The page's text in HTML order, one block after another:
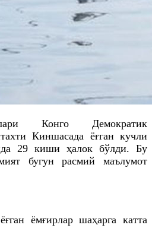
Конго Демократик
Киншасада ёғган кучли
29 киши ҳалок бўлди. Бу
бугун расмий маълумот
ёмғирлар шаҳарга катта